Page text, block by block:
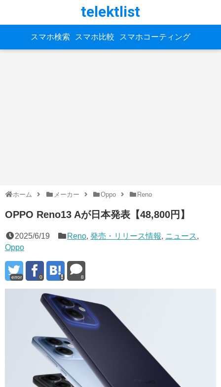
telektlist
スマホ検索 スマホ比較 スマホコーティング
ホーム メーカー Oppo Reno
OPPO Reno13 Aが日本発表【48,800円】
2025/6/19 Reno,発売・リリース情報, ニュース,
Oppo
error 0 8